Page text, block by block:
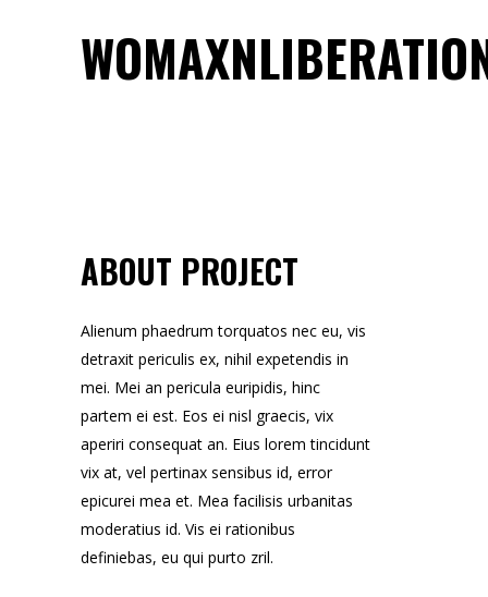
ABOUT PROJECT
Alienum phaedrum torquatos nec eu, vis
detraxit periculis ex, nihil expetendis in
mei. Mei an pericula euripidis, hinc
partem ei est. Eos ei nisl graecis, vix
aperiri consequat an. Eius lorem tincidunt
vix at, vel pertinax sensibus id, error
epicurei mea et. Mea facilisis urbanitas
moderatius id. Vis ei rationibus
definiebas, eu qui purto zril.